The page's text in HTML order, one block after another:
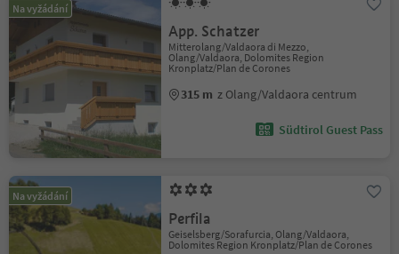
Na vyžádání
App. Schatzer
Mitterolang/Valdaora di Mezzo,
Olang/Valdaora, Dolomites Region
Kronplatz/Plan de Corones
315 m z Olang/Valdaora centrum
Südtirol Guest Pass
Na vyžádání
Perfila
Geiselsberg/Sorafurcia, Olang/Valdaora,
Dolomites Region Kronplatz/Plan de Corones